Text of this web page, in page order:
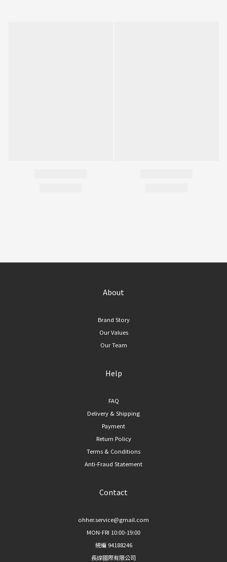
About
Brand Story
Our Values
Our Team
Help
FAQ
Delivery & Shipping
Payment
Return Policy
Terms & Conditions
Anti-Fraud Statement
Contact
ohher.service@gmail.com
MON-FRI 10:00-19:00
統編 94188246
長諄國際有限公司